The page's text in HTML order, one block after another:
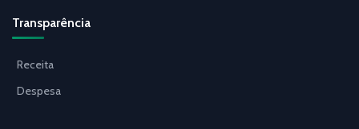
Transparência
Receita
Despesa